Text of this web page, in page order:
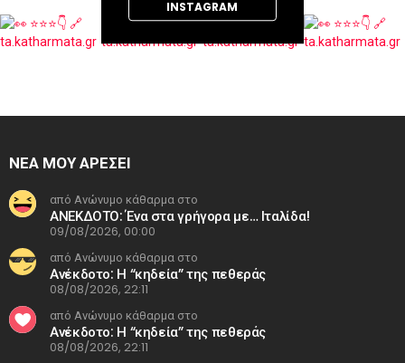
INSTAGRAM
ΝΕΑ ΜΟΥ ΑΡΕΣΕΙ
από Ανώνυμο κάθαρμα στο
ΑΝΕΚΔΟΤΟ: Ένα στα γρήγορα με… Ιταλίδα!
09/08/2026, 00:00
από Ανώνυμο κάθαρμα στο
Ανέκδοτο: Η “κηδεία” της πεθεράς
08/08/2026, 22:11
από Ανώνυμο κάθαρμα στο
Ανέκδοτο: Η “κηδεία” της πεθεράς
08/08/2026, 22:11